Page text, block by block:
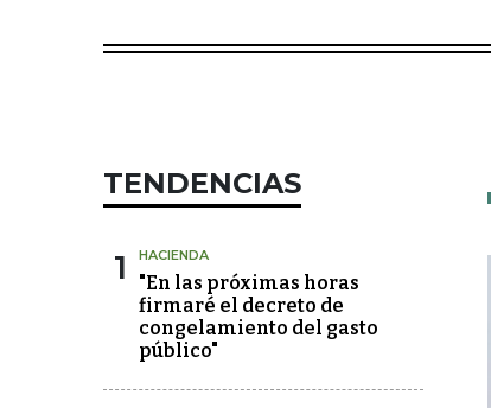
TENDENCIAS
1 HACIENDA
"En las próximas horas
firmaré el decreto de
congelamiento del gasto
público"